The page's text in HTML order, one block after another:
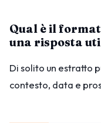
Qual è il
una risposta
Di solito un estratto
contesto, data e